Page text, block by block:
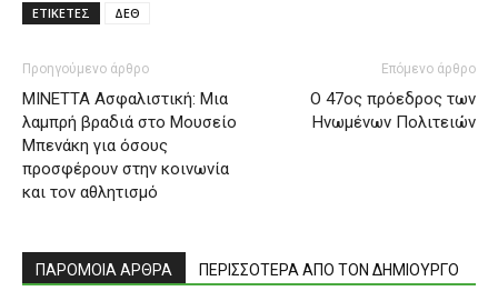
ΕΤΙΚΕΤΕΣ ΔΕΘ
Προηγούμενο άρθρο
ΜΙΝΕΤΤΑ Ασφαλιστική: Μια
λαμπρή βραδιά στο Μουσείο
Μπενάκη για όσους
προσφέρουν στην κοινωνία
και τον αθλητισμό
Επόμενο άρθρο
Ο 47ος πρόεδρος των
Ηνωμένων Πολιτειών
ΠΑΡΟΜΟΙΑ ΑΡΘΡΑ ΠΕΡΙΣΣΟΤΕΡΑ ΑΠΟ ΤΟΝ ΔΗΜΙΟΥΡΓΟ